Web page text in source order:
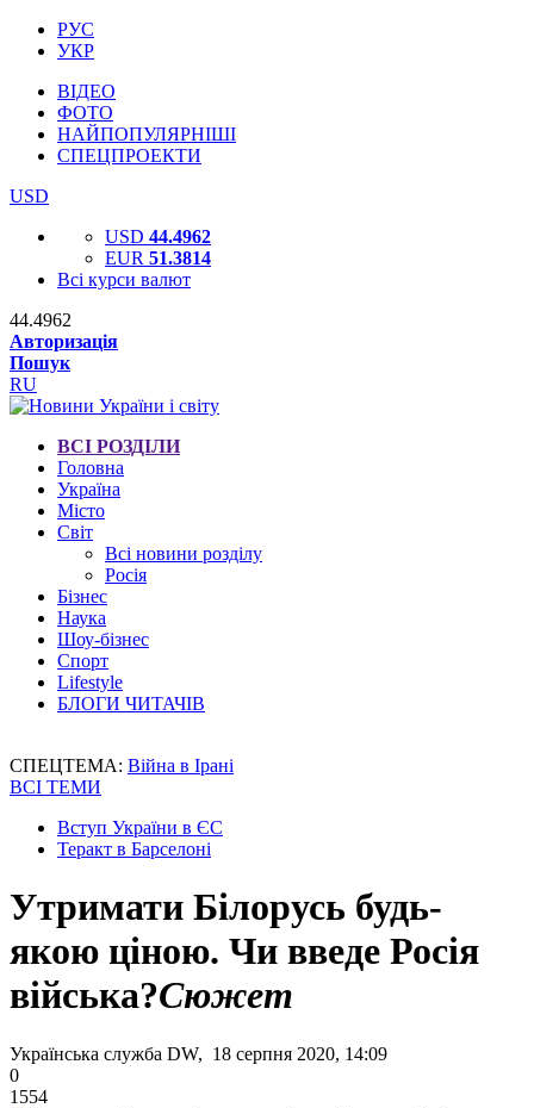
РУС
УКР
ВІДЕО
ФОТО
НАЙПОПУЛЯРНІШІ
СПЕЦПРОЕКТИ
USD
USD 44.4962
EUR 51.3814
Всі курси валют
44.4962
Авторизація
Пошук
RU
ВСІ РОЗДІЛИ
Головна
Україна
Місто
Світ
Всі новини розділу
Росія
Бізнес
Наука
Шоу-бізнес
Спорт
Lifestyle
БЛОГИ ЧИТАЧІВ
СПЕЦТЕМА: Війна в Ірані
ВСІ ТЕМИ
Вступ України в ЄС
Теракт в Барселоні
Утримати Білорусь будь-
якою ціною. Чи введе Росія
війська?Сюжет
Українська служба DW, 18 серпня 2020, 14:09
0
1554